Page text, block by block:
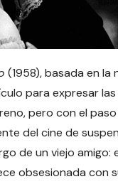
(1958), basada en la
para expresar
pero con el
del cine de
de un viejo amigo:
obsesionada con